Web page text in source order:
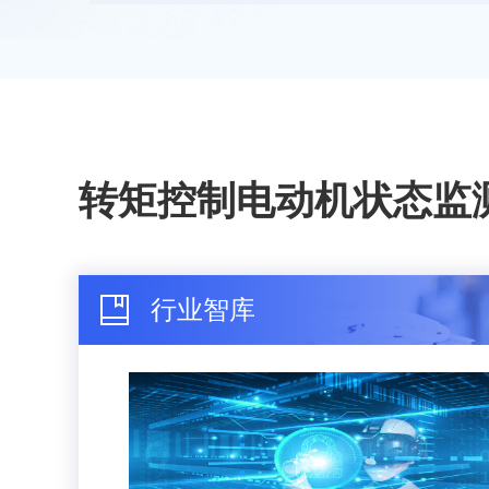
转矩控制电动机状态监
行业智库